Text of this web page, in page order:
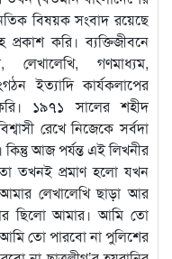
বিষয়ক সংবাদ রয়েছে
করি। ব্যক্তিজীবনে
লেখালেখি, গণমাধ্যম,
ইত্যাদি কার্যকলাপের
১৯৭১ সালের শহীদ
রেখে নিজেকে সর্বদা
কিন্তু আজ পর্যন্ত এই লিখনীর
তখনই প্রমাণ হলো যখন
লেখালেখি ছাড়া আর
ছিলো আমার। আমি তো
আমি তো পারবো না পুলিশের